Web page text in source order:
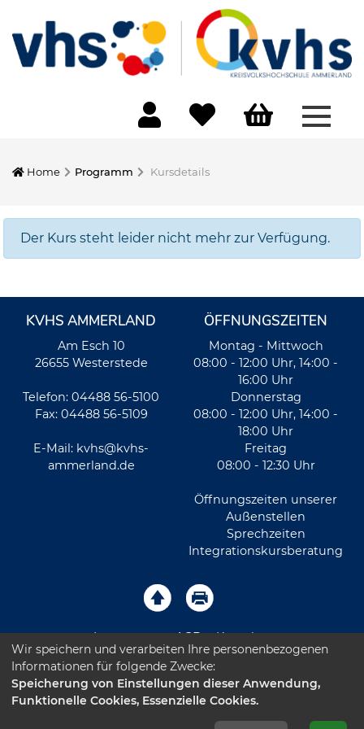
Home Programm Kursdetails
Der Kurs steht leider nicht mehr zur Verfügung.
KVHS AMMERLAND
Am Esch 10
26655 Westerstede
Telefon: 04488 56-5100
Fax: 04488 56-5109
E-Mail: kvhs@kvhs-
ammerland.de
ÖFFNUNGSZEITEN
Montag - Mittwoch
08:00 - 12:00 Uhr, 14:00 -
16:00 Uhr
Donnerstag
08:00 - 12:00 Uhr, 14:00 -
18:00 Uhr
Freitag
08:00 - 12:30 Uhr
Öffnungszeiten unserer
Außenstellen
Sprechzeiten
Integrationskursberatung
Impressum AGB Kontakt
Sitemap Datenschutz Leichte Sprache
Barrierefreiheitserklärung
Wir speichern und verarbeiten Ihre personenbezogenen
Informationen für folgende Zwecke:
Speicherung von Einstellungen dieser Anwendung,
Funktionelle Cookies, Essenzielle Cookies.